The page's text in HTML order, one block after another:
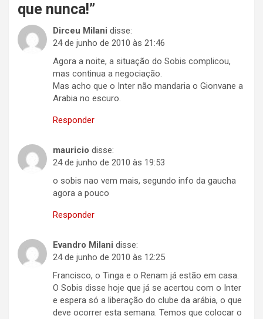
que nunca!”
Dirceu Milani disse:
24 de junho de 2010 às 21:46
Agora a noite, a situação do Sobis complicou,
mas continua a negociação.
Mas acho que o Inter não mandaria o Gionvane a
Arabia no escuro.
Responder
mauricio disse:
24 de junho de 2010 às 19:53
o sobis nao vem mais, segundo info da gaucha
agora a pouco
Responder
Evandro Milani disse:
24 de junho de 2010 às 12:25
Francisco, o Tinga e o Renam já estão em casa.
O Sobis disse hoje que já se acertou com o Inter
e espera só a liberação do clube da arábia, o que
deve ocorrer esta semana. Temos que colocar o